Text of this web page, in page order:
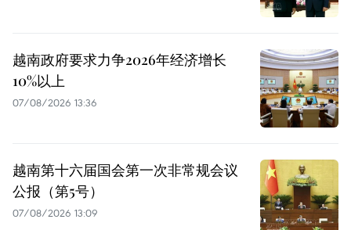
越南政府要求力争2026年经济增长
10%以上
07/08/2026 13:36
越南第十六届国会第一次非常规会议
公报（第5号）
07/08/2026 13:09